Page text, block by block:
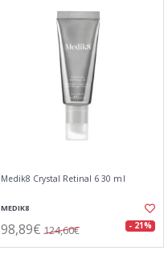
Medik8 Crystal Retinal 6 30 ml
MEDIK8
98,89€ 124,60€ - 21%